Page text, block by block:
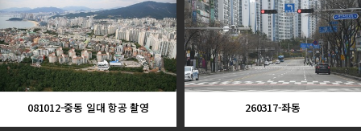
081012-중동 일대 항공 촬영 260317-좌동